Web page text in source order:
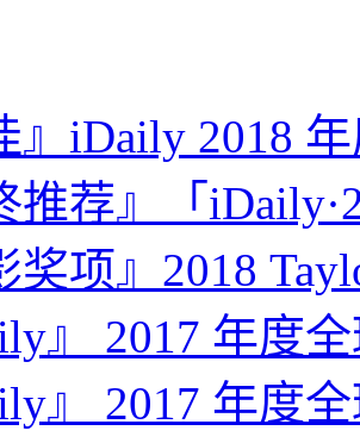
』iDaily 2018
推荐』「
奖项』2018
』 2017 年度
』 2017 年度